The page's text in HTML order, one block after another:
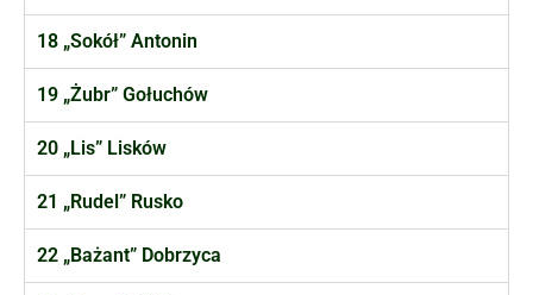
18 „Sokół” Antonin
19 „Żubr” Gołuchów
20 „Lis” Lisków
21 „Rudel” Rusko
22 „Bażant” Dobrzyca